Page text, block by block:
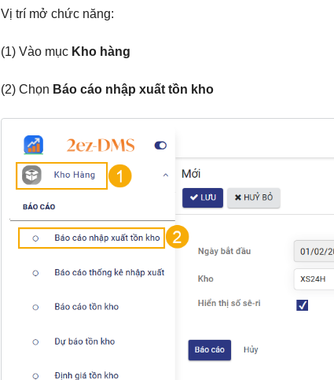
Vị trí mở chức năng:
(1) Vào mục Kho hàng
(2) Chọn Báo cáo nhập xuất tồn kho